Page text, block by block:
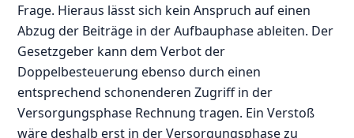
Frage. Hieraus lässt sich kein Anspruch auf einen
Abzug der Beiträge in der Aufbauphase ableiten. Der
Gesetzgeber kann dem Verbot der
Doppelbesteuerung ebenso durch einen
entsprechend schonenderen Zugriff in der
Versorgungsphase Rechnung tragen. Ein Verstoß
wäre deshalb erst in der Versorgungsphase zu